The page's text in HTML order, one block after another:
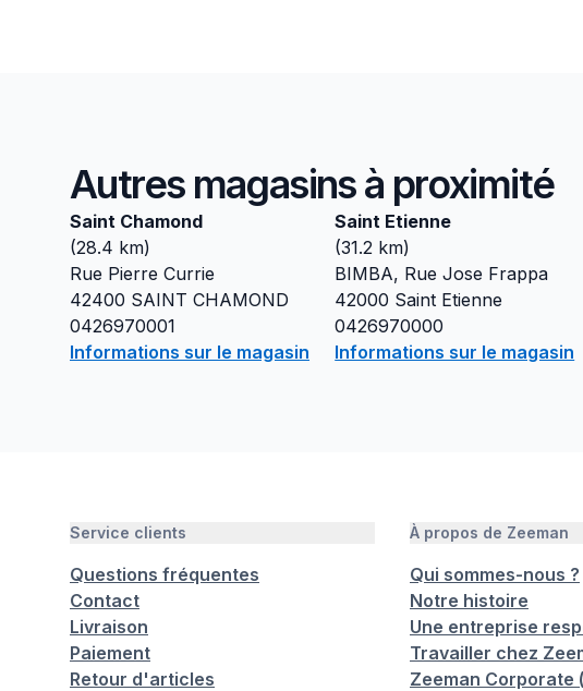
Autres magasins à proximité
Saint Chamond
(28.4 km)
Rue Pierre Currie
42400 SAINT CHAMOND
0426970001
Informations sur le magasin
Saint Etienne
(31.2 km)
BIMBA, Rue Jose Frappa
42000 Saint Etienne
0426970000
Informations sur le magasin
Service clients
Questions fréquentes
Contact
Livraison
Paiement
Retour d'articles
À propos de Zeeman
Qui sommes-nous ?
Notre histoire
Une entreprise
Travailler chez
Zeeman Corporate